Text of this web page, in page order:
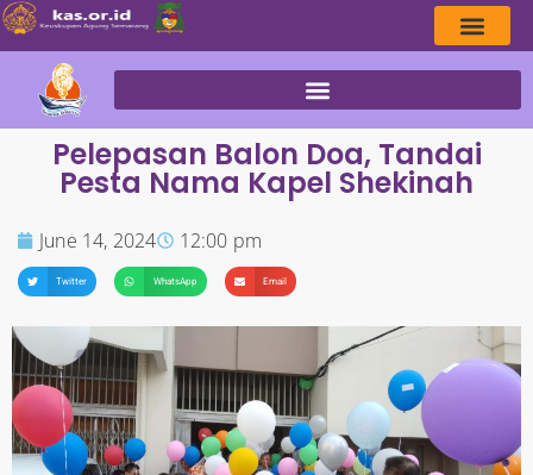
Pelepasan Balon Doa, Tandai
Pesta Nama Kapel Shekinah
June 14, 2024 12:00 pm
Twitter WhatsApp Email